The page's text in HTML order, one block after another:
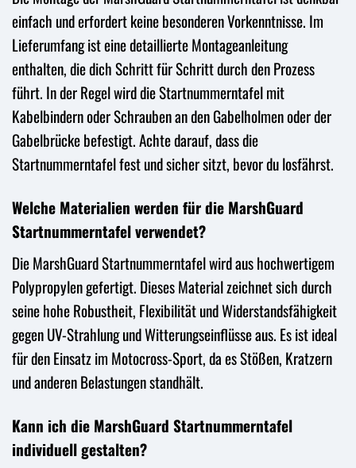
einfach und erfordert keine besonderen Vorkenntnisse. Im
Lieferumfang ist eine detaillierte Montageanleitung
enthalten, die dich Schritt für Schritt durch den Prozess
führt. In der Regel wird die Startnummerntafel mit
Kabelbindern oder Schrauben an den Gabelholmen oder der
Gabelbrücke befestigt. Achte darauf, dass die
Startnummerntafel fest und sicher sitzt, bevor du losfährst.
Welche Materialien werden für die MarshGuard
Startnummerntafel verwendet?
Die MarshGuard Startnummerntafel wird aus hochwertigem
Polypropylen gefertigt. Dieses Material zeichnet sich durch
seine hohe Robustheit, Flexibilität und Widerstandsfähigkeit
gegen UV-Strahlung und Witterungseinflüsse aus. Es ist ideal
für den Einsatz im Motocross-Sport, da es Stößen, Kratzern
und anderen Belastungen standhält.
Kann ich die MarshGuard Startnummerntafel
individuell gestalten?